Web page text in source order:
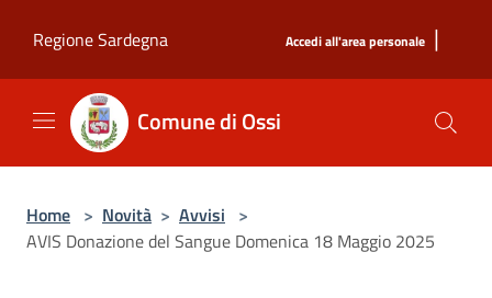
Regione Sardegna
Accedi all'area personale |
Comune di Ossi
Home > Novità > Avvisi >
AVIS Donazione del Sangue Domenica 18 Maggio 2025